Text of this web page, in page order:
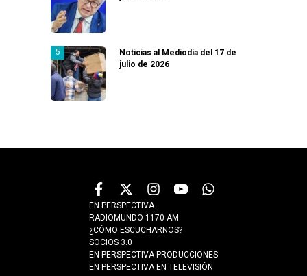
Noticias al Mediodía del 17 de
julio de 2026
EN PERSPECTIVA
RADIOMUNDO 1170 AM
¿CÓMO ESCUCHARNOS?
SOCIOS 3.0
EN PERSPECTIVA PRODUCCIONES
EN PERSPECTIVA EN TELEVISIÓN